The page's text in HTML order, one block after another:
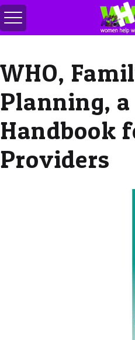
Alihkan
menu
WHO,
Planning, a
Handbook
Providers